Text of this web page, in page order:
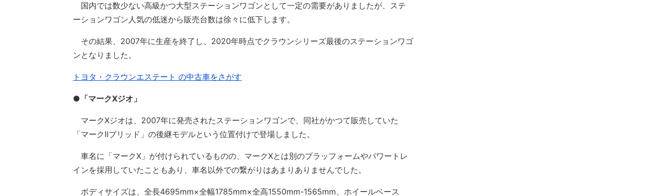
国内では数少ない高級かつ大型ステーションワゴンとして一定の需要がありましたが、ステ
ーションワゴン人気の低迷から販売台数は徐々に低下します。
その結果、2007年に生産を終了し、2020年時点でクラウンシリーズ最後のステーションワゴ
ンとなりました。
トヨタ・クラウンエステート の中古車をさがす
●「マークXジオ」
マークXジオは、2007年に発売されたステーションワゴンで、同社がかつて販売していた
「マークIIブリッド」の後継モデルという位置付けで登場しました。
車名に「マークX」が付けられているものの、マークXとは別のプラッフォームやパワートレ
インを採用していたこともあり、車名以外での繋がりはあまりありませんでした。
ボディサイズは、全長4695mm×全幅1785mm×全高1550mm-1565mm、ホイールベース